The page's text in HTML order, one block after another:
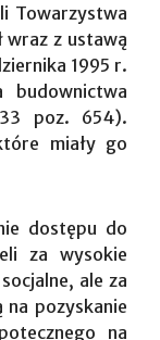
Towarzystwa
wraz z ustawą
1995 r.
budownictwa
poz. 654).
miały go
dostępu do
za wysokie
ale za
na pozyskanie
na